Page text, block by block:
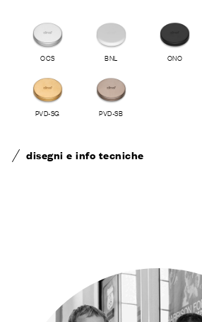
OCS BNL ONO
PVD-SG PVD-SB
disegni e info tecniche